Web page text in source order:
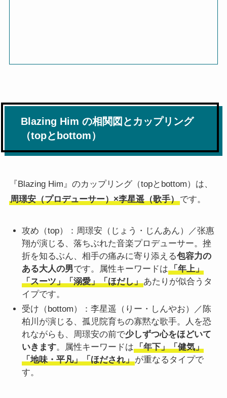
Blazing Him の相関図とカップリング
（topとbottom）
『Blazing Him』のカップリング（topとbottom）は、
周璟安（プロデューサー）×李星遥（歌手）です。
攻め（top）：周璟安（じょう・じんあん）／张惠
翔が演じる、落ちぶれた音楽プロデューサー。挫
折を知るぶん、相手の痛みに寄り添える包容力の
ある大人の男です。属性キーワードは「年上」
「スーツ」「溺愛」「ほだし」あたりが似合うタ
イプです。
受け（bottom）：李星遥（りー・しんやお）／陈
柏川が演じる、孤児院育ちの寡黙な歌手。人を恐
れながらも、周璟安の前で少しずつ心をほどいて
いきます。属性キーワードは「年下」「健気」
「地味・平凡」「ほだされ」が重なるタイプで
す。